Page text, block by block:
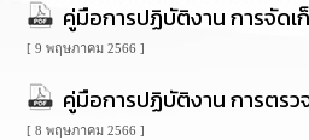
การ
การ
คลัง
คู่มือการปฏิบัติงาน การจัดเ
[ 9 พฤษภาคม 2566 ]
คู่มือการปฏิบัติงาน การตรว
[ 8 พฤษภาคม 2566 ]